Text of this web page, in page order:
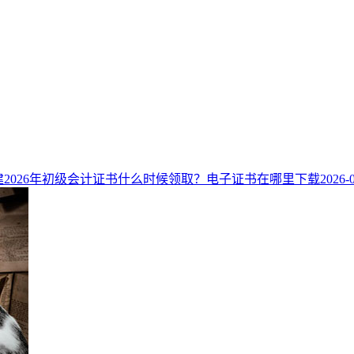
2026年初级会计证书什么时候领取？电子证书在哪里下载2026-